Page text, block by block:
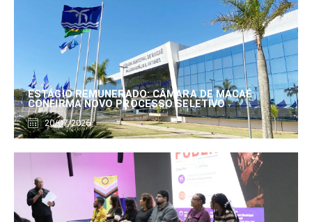
ESTÁGIO REMUNERADO: CÂMARA DE MACAÉ
CONFIRMA NOVO PROCESSO SELETIVO
20/07/2026